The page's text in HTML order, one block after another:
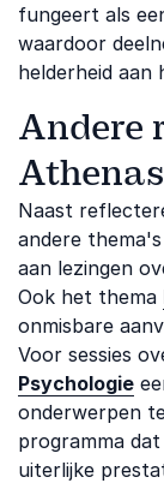
fungeert als
waardoor
helderheid aan
Andere
Athenas
Naast
andere
aan lezingen
Ook het thema
onmisbare
Voor sessies
Psychologie
onderwerpen
programma
uiterlijke